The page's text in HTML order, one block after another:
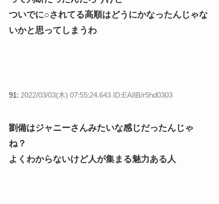
ついでに○されてる高順はどうにかなったんじゃな
いかと思ってしまうわ
91: 2022/03/03(木) 07:55:24.643 ID:EA8B/r5hd0303
劉備はジャニーさんみたいな感じだったんじゃ
ね？
よくわからないけど人が集まる魅力ある人